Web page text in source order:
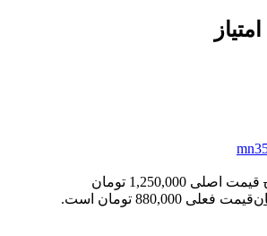
قیمت اصلی 1,250,000 تومان
قیمت فعلی 880,000 تومان است.